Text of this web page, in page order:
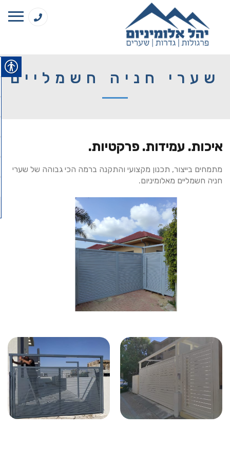
שערי חניה חשמליים
איכות. עמידות. פרקטיות.
מתמחים בייצור, תכנון מקצועי והתקנה ברמה הכי גבוהה של שערי
חניה חשמליים מאלומיניום.